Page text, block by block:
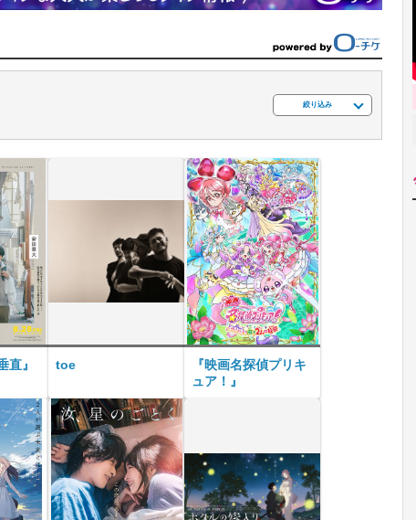
絞り込み
直』 toe
『映画名探偵プリキ
ュア！』